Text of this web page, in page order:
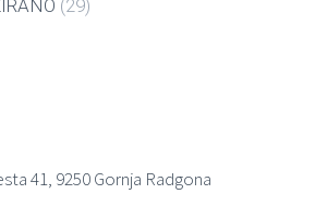
(29)
41, 9250 Gornja Radgona